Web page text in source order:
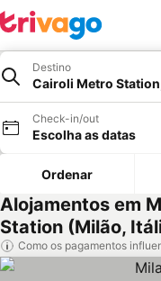
Destino
Cairoli Metro
Check-in/out
Escolha as datas
Ordenar
Alojamentos em
Station (Milão,
Como os pagamentos